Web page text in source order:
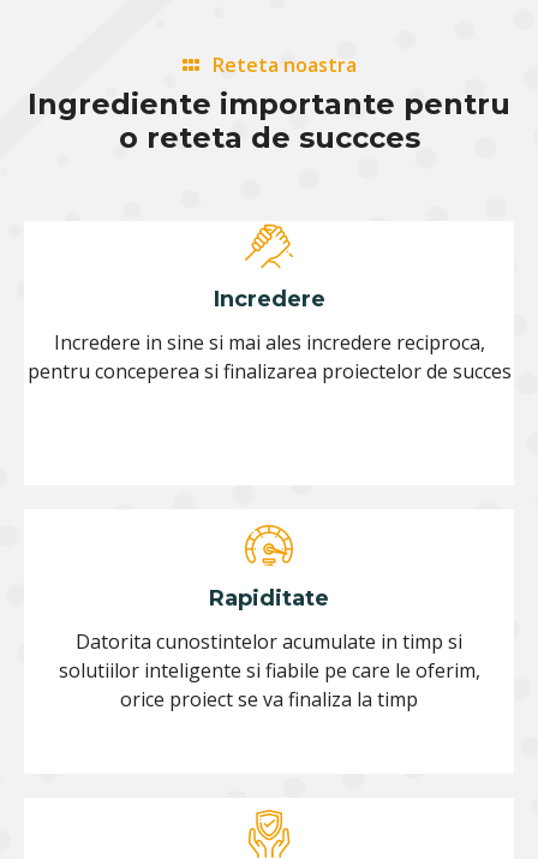
Reteta noastra
Ingrediente importante pentru
o reteta de succces
Incredere
Incredere in sine si mai ales incredere reciproca,
pentru conceperea si finalizarea proiectelor de succes
Rapiditate
Datorita cunostintelor acumulate in timp si
solutiilor inteligente si fiabile pe care le oferim,
orice proiect se va finaliza la timp